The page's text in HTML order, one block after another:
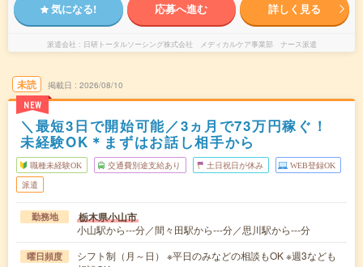
気になる! 応募へ進む 詳しく見る
派遣会社 日研トータルソーシング株式会社 メディカルケア事業部 ナース派遣
未読
NEW
掲載日 2026/08/10
＼最短3日で開始可能／3ヵ月で73万円稼ぐ！
未経験OK＊まずはお話し相手から
職種未経験OK 交通費別途支給あり 土日祝日が休み WEB登録OK
派遣
勤務地 栃木県小山市
小山駅から---分／間々田駅から---分／思川駅から---分
曜日頻度
シフト制（月～日） ※平日のみなどの相談もOK ※週3なども